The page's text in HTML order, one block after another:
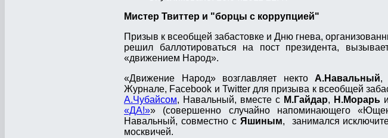
Мистер Твиттер и "борцы с коррупцией"
Призыв к всеобщей забастовке и Дню гнева,
решил баллотироваться на пост президента,
«движением Народ».
«Движение Народ» возглавляет некто А.Навальный,
Журнале, Facebook и Twitter для призыва к всеобщей
А.Чубайсом, Навальный, вместе с М.Гайдар, Н.Морарь
«ДА!»» (совершенно случайно напоминающего
Навальный, совместно с Яшиным, занимался
москвичей.